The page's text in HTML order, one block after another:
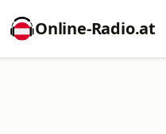
Online‑Radio.at